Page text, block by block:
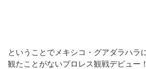
ということでメキシコ・グアダラハラ
観たことがないプロレス観戦デビュー！